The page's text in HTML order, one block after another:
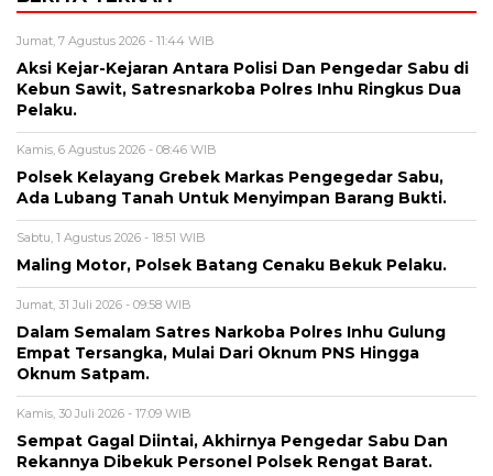
Jumat, 7 Agustus 2026 - 11:44 WIB
Aksi Kejar-Kejaran Antara Polisi Dan Pengedar Sabu di
Kebun Sawit, Satresnarkoba Polres Inhu Ringkus Dua
Pelaku.
Kamis, 6 Agustus 2026 - 08:46 WIB
Polsek Kelayang Grebek Markas Pengegedar Sabu,
Ada Lubang Tanah Untuk Menyimpan Barang Bukti.
Sabtu, 1 Agustus 2026 - 18:51 WIB
Maling Motor, Polsek Batang Cenaku Bekuk Pelaku.
Jumat, 31 Juli 2026 - 09:58 WIB
Dalam Semalam Satres Narkoba Polres Inhu Gulung
Empat Tersangka, Mulai Dari Oknum PNS Hingga
Oknum Satpam.
Kamis, 30 Juli 2026 - 17:09 WIB
Sempat Gagal Diintai, Akhirnya Pengedar Sabu Dan
Rekannya Dibekuk Personel Polsek Rengat Barat.